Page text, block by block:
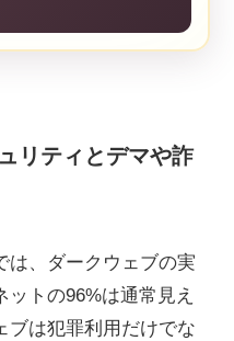
リティとデマや詐
は、ダークウェブの実
トの96%は通常見え
ブは犯罪利用だけでな